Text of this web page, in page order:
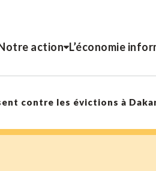
action L’économie
contre les évictions à